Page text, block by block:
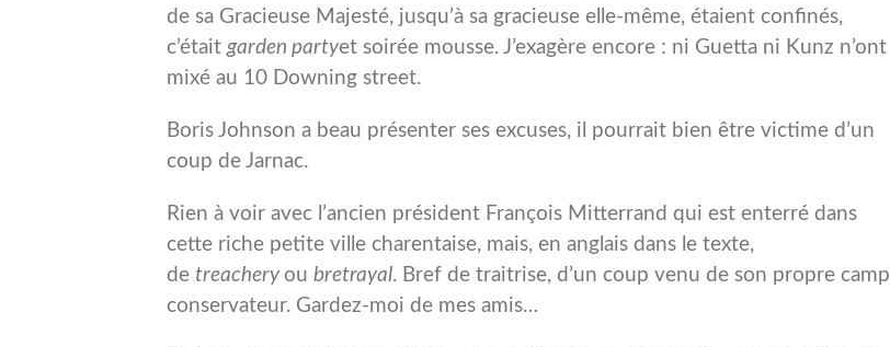
de sa Gracieuse Majesté, jusqu’à sa gracieuse elle-même, étaient confinés,
c’était garden partyet soirée mousse. J’exagère encore : ni Guetta ni Kunz n’ont
mixé au 10 Downing street.
Boris Johnson a beau présenter ses excuses, il pourrait bien être victime d’un
coup de Jarnac.
Rien à voir avec l’ancien président François Mitterrand qui est enterré dans
cette riche petite ville charentaise, mais, en anglais dans le texte,
de treachery ou bretrayal. Bref de traitrise, d’un coup venu de son propre camp
conservateur. Gardez-moi de mes amis…